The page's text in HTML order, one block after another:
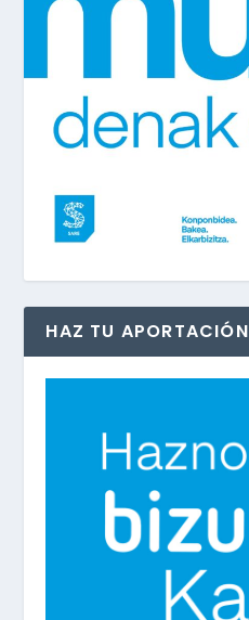
HAZ TU APORTACIÓN